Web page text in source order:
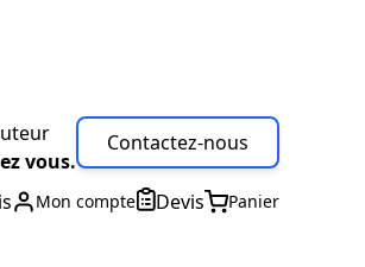
vous.
Contactez-nous
Mon compte Devis Panier